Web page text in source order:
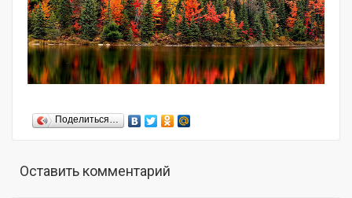
Поделиться…
Оставить комментарий